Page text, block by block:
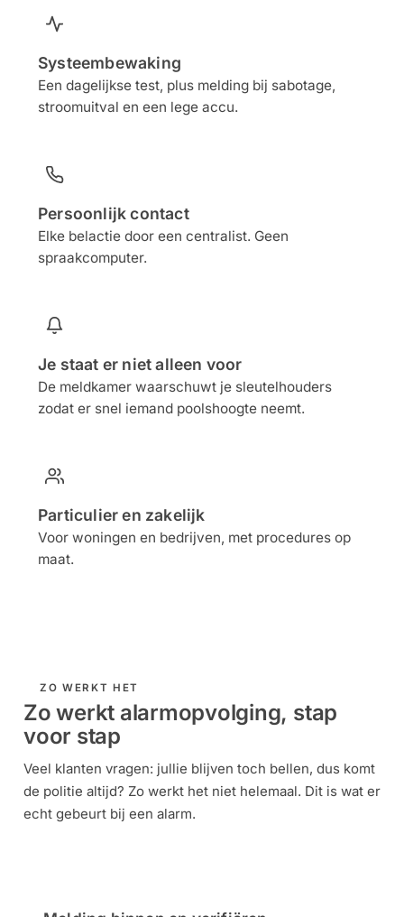
Systeembewaking
Een dagelijkse test, plus melding bij sabotage,
stroomuitval en een lege accu.
Persoonlijk contact
Elke belactie door een centralist. Geen
spraakcomputer.
Je staat er niet alleen voor
De meldkamer waarschuwt je sleutelhouders
zodat er snel iemand poolshoogte neemt.
Particulier en zakelijk
Voor woningen en bedrijven, met procedures op
maat.
ZO WERKT HET
Zo werkt alarmopvolging, stap
voor stap
Veel klanten vragen: jullie blijven toch bellen, dus komt
de politie altijd? Zo werkt het niet helemaal. Dit is wat er
echt gebeurt bij een alarm.